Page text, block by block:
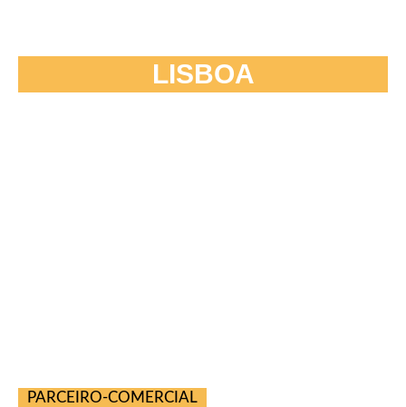
LISBOA
PARCEIRO-COMERCIAL